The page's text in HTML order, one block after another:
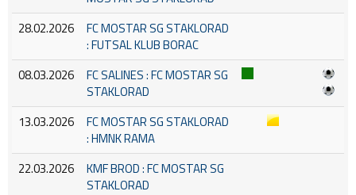
28.02.2026
FC MOSTAR SG STAKLORAD
: FUTSAL KLUB BORAC
08.03.2026
FC SALINES : FC MOSTAR SG
STAKLORAD
13.03.2026
FC MOSTAR SG STAKLORAD
: HMNK RAMA
22.03.2026
KMF BROD : FC MOSTAR SG
STAKLORAD